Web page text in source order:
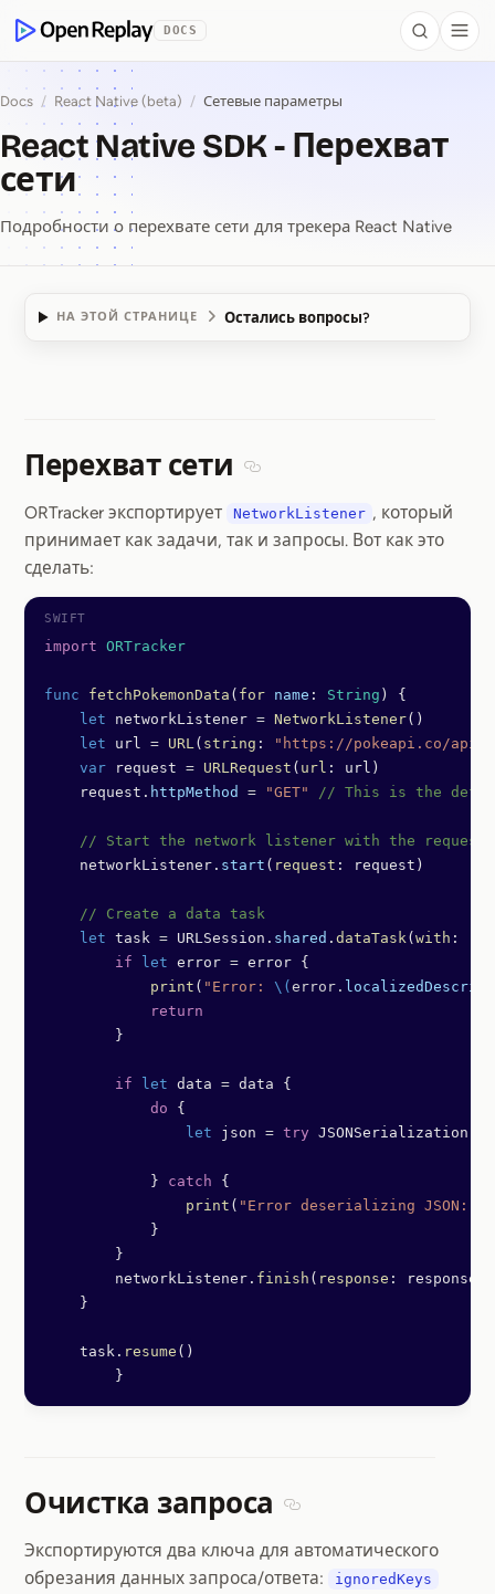
OpenReplay
DOCS Search
Docs / React Native (beta) / Сетевые параметры
React Native SDK - Перехват
сети
Подробности о перехвате сети для трекера React Native
НА ЭТОЙ СТРАНИЦЕ Остались вопросы?
Перехват сети
ORTracker экспортирует
NetworkListener , который
принимает как задачи, так и запросы. Вот как это
сделать:
import ORTracker
func fetchPokemonData ( for name : String ) {
    let
networkListener = NetworkListener()
    let
url = URL( string :
"https://pokeapi.co/api/
    var
request = URLRequest ( url : url)
    request.
httpMethod = "GET" // This is the
    // Start the network listener with the request
    networkListener.
start ( request : request)
    // Create a data task
    let
task = URLSession. shared . dataTask( with :
        if
let error = error {
            print
( "Error: \( error.
            return
        }
        if
let data = data {
            do
{
                let
json = try JSONSerialization.
            }
catch {
                print
( "Error deserializing JSON:
            }
        }
        networkListener.
finish ( response : response,
    }
    task.
resume ()
	}
Очистка запроса
Экспортируются два ключа для автоматического
обрезания данных запроса/ответа:
ignoredKeys